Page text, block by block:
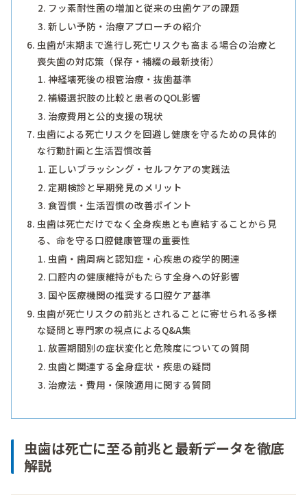
フッ素耐性菌の増加と従来の虫歯ケアの課題
新しい予防・治療アプローチの紹介
虫歯が末期まで進行し死亡リスクも高まる場合の治療と
喪失歯の対応策（保存・補綴の最新技術）
神経壊死後の根管治療・抜歯基準
補綴選択肢の比較と患者のQOL影響
治療費用と公的支援の現状
虫歯による死亡リスクを回避し健康を守るための具体的
な行動計画と生活習慣改善
正しいブラッシング・セルフケアの実践法
定期検診と早期発見のメリット
食習慣・生活習慣の改善ポイント
虫歯は死亡だけでなく全身疾患とも直結することから見
る、命を守る口腔健康管理の重要性
虫歯・歯周病と認知症・心疾患の疫学的関連
口腔内の健康維持がもたらす全身への好影響
国や医療機関の推奨する口腔ケア基準
虫歯が死亡リスクの前兆とされることに寄せられる多様
な疑問と専門家の視点によるQ&A集
放置期間別の症状変化と危険度についての質問
虫歯と関連する全身症状・疾患の疑問
治療法・費用・保険適用に関する質問
虫歯は死亡に至る前兆と最新データを徹底
解説